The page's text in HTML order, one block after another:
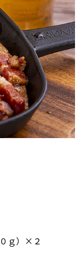
ｇ）×２